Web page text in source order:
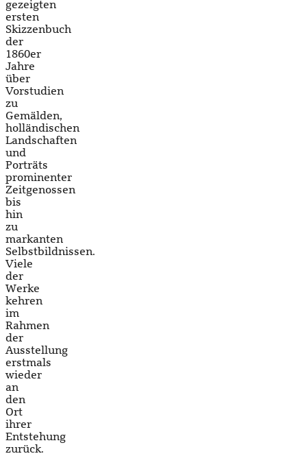
gezeigten
ersten
Skizzenbuch
der
1860er
Jahre
über
Vorstudien
zu
Gemälden,
holländischen
Landschaften
und
Porträts
prominenter
Zeitgenossen
bis
hin
zu
markanten
Selbstbildnissen.
Viele
der
Werke
kehren
im
Rahmen
der
Ausstellung
erstmals
wieder
an
den
Ort
ihrer
Entstehung
zurück.